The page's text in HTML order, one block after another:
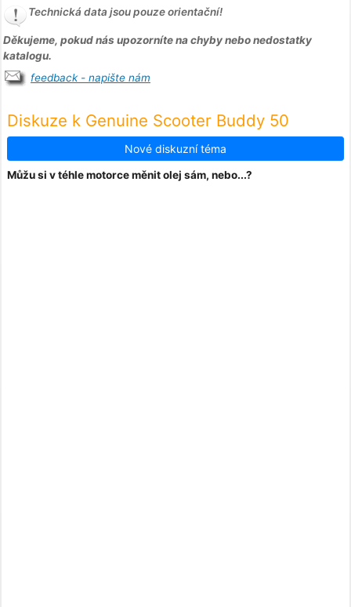
Technická data jsou pouze orientační!
Děkujeme, pokud nás upozorníte na chyby nebo nedostatky
katalogu.
feedback - napište nám
Diskuze k Genuine Scooter Buddy 50
Nové diskuzní téma
Můžu si v téhle motorce měnit olej sám, nebo...?